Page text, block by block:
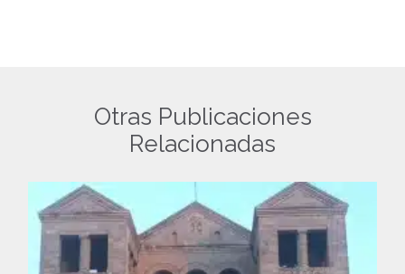
Otras Publicaciones
Relacionadas